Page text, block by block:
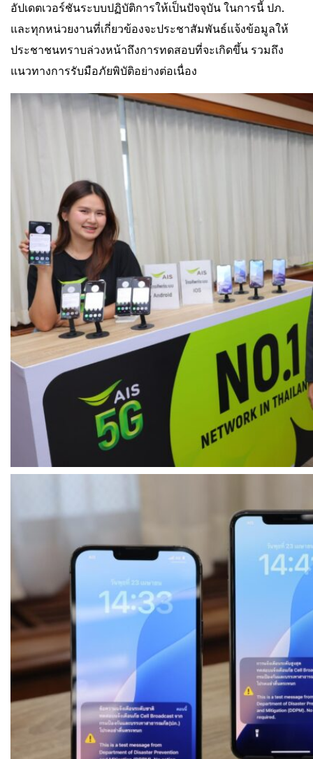
อัปเดตเวอร์ชันระบบปฏิบัติการให้เป็นปัจจุบัน ในการนี้ ปภ.
และทุกหน่วยงานที่เกี่ยวข้องจะประชาสัมพันธ์แจ้งข้อมูลให้
ประชาชนทราบล่วงหน้าถึงการทดสอบที่จะเกิดขึ้น รวมถึง
แนวทางการรับมือภัยพิบัติอย่างต่อเนื่อง